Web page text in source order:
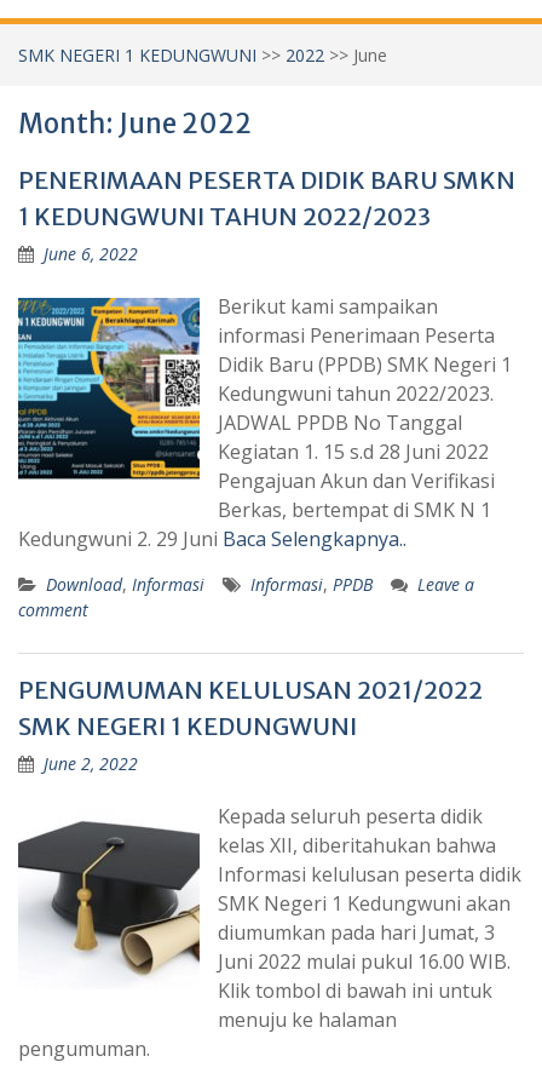
SMK NEGERI 1 KEDUNGWUNI >> 2022 >> June
Month: June 2022
PENERIMAAN PESERTA DIDIK BARU SMKN
1 KEDUNGWUNI TAHUN 2022/2023
June 6, 2022
Berikut kami sampaikan
informasi Penerimaan Peserta
Didik Baru (PPDB) SMK Negeri 1
Kedungwuni tahun 2022/2023.
JADWAL PPDB No Tanggal
Kegiatan 1. 15 s.d 28 Juni 2022
Pengajuan Akun dan Verifikasi
Berkas, bertempat di SMK N 1
Kedungwuni 2. 29 Juni Baca Selengkapnya..
Download, Informasi Informasi, PPDB
Leave a
comment
PENGUMUMAN KELULUSAN 2021/2022
SMK NEGERI 1 KEDUNGWUNI
June 2, 2022
Kepada seluruh peserta didik
kelas XII, diberitahukan bahwa
Informasi kelulusan peserta didik
SMK Negeri 1 Kedungwuni akan
diumumkan pada hari Jumat, 3
Juni 2022 mulai pukul 16.00 WIB.
Klik tombol di bawah ini untuk
menuju ke halaman
pengumuman.